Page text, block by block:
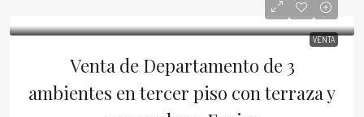
VENTA
Venta de Departamento de 3
ambientes en tercer piso con terraza y